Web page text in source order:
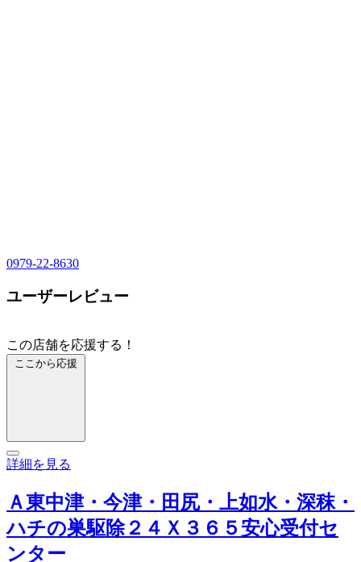
0979-22-8630
ユーザーレビュー
この店舗を応援する！
ここから応援
詳細を見る
Ａ東中津・今津・田尻・上如水・深秣・
ハチの巣駆除２４Ｘ３６５安心受付セ
ンター